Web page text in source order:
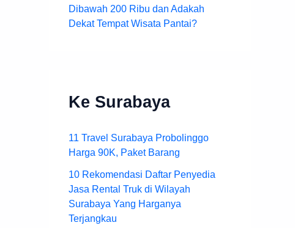
Dibawah 200 Ribu dan Adakah
Dekat Tempat Wisata Pantai?
Ke Surabaya
11 Travel Surabaya Probolinggo
Harga 90K, Paket Barang
10 Rekomendasi Daftar Penyedia
Jasa Rental Truk di Wilayah
Surabaya Yang Harganya
Terjangkau